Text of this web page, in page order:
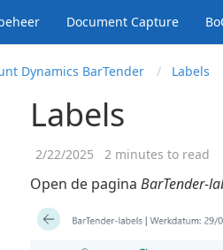
Document Capture
Dynamics BarTender Labels
Labels
2/22/2025 2 minutes to read
Open de pagina BarTender-